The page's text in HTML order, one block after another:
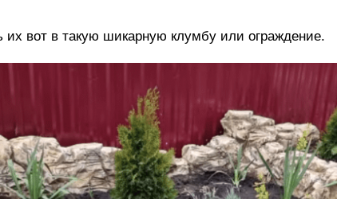
их вот в такую шикарную клумбу или ограждение.